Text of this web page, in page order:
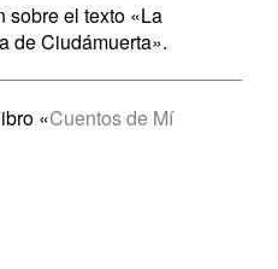
sobre el texto «La
de Ciudámuerta».
«Cuentos de Mí